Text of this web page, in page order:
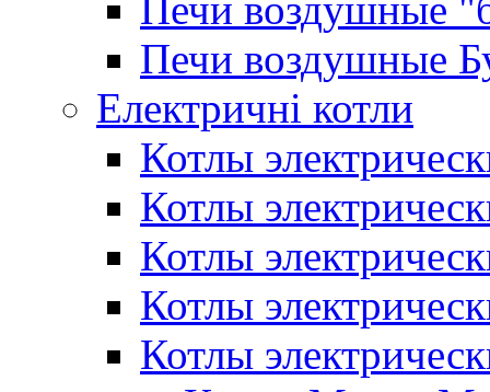
Печи воздушные
Електричні котли
Котлы
Котлы
Котлы
Котлы
Котлы